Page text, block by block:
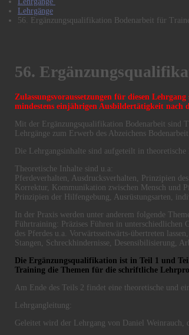
Lehrgänge
56. Ergänzungsqualifikation Bodenarbeit für
56.
Zulassungsvoraussetzungen für diesen
mindestens einjährigen Ausbildertätigkeit nach
Mit der Ergänzungsqualifikation Bodenarbeit sind
Lehrgänge zum Erwerb des Abzeichens
Die Lehrgangsinhalte sind aufgeteilt in theoretische
Theoretische Inhalte sind u.a:
Pferdeverhalten, Ausdrucksverhalten, Prinzipien
Korrektur, Kommunikation zwischen Mensch und
Prinzipien der Hilfengebung, Ausrüstungsarten,
In der Praxis werden unter anderem folgende
Führtraining: Präzises Führen in unterschiedlichen
des Pferdes u.a. Vorwärtsseitwärts-übertreten
Stangen, Schreckhindernisse, Desensibilisierung,
Die Ergänzungsqualifikation ist in Teil 1 und
Training die Themen für die schriftliche
Am Ende des Teils 2 findet eine theoretische und
Lehrgangleitung:
Geleitet wird der Lehrgang von Daniel Weinrauch,